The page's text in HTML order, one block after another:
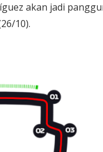
akan jadi
10).